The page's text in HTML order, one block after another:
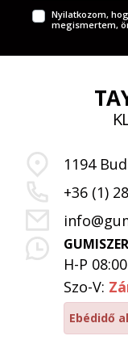
Nyilatkozom,
megismertem,
1194
+36 (1)
H-P
Szo-V:
Ebédidő